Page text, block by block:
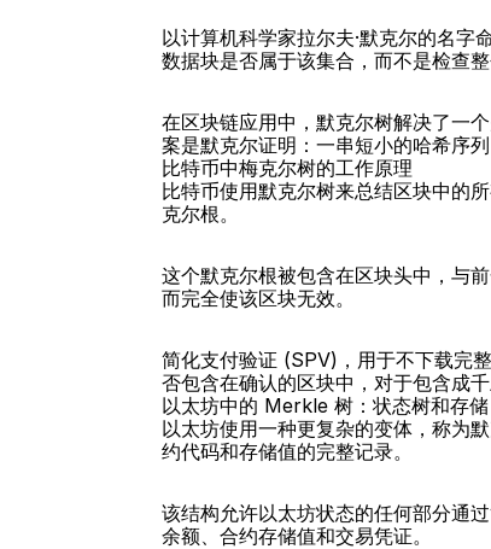
以计算机科学家拉尔夫·默克尔的名
数据块是否属于该集合，而不是检查整
在区块链应用中，默克尔树解决了一
案是默克尔证明：一串短小的哈希序
比特币中梅克尔树的工作原理
比特币使用默克尔树来总结区块中的
克尔根。
这个默克尔根被包含在区块头中，与
而完全使该区块无效。
简化支付验证 (SPV)，用于不下载完
否包含在确认的区块中，对于包含成
以太坊中的 Merkle 树：状态树和存储
以太坊使用一种更复杂的变体，称为
约代码和存储值的完整记录。
该结构允许以太坊状态的任何部分通
余额、合约存储值和交易凭证。